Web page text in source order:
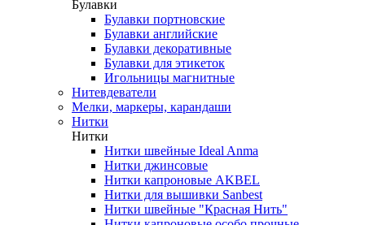
Булавки
Булавки портновские
Булавки английские
Булавки декоративные
Булавки для этикеток
Игольницы магнитные
Нитевдеватели
Мелки, маркеры, карандаши
Нитки
Нитки
Нитки швейные Ideal Anma
Нитки джинсовые
Нитки капроновые AKBEL
Нитки для вышивки Sanbest
Нитки швейные "Красная Нить"